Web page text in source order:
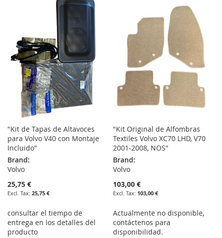
LIST
COMPARE
LIST
COMPARE
"Kit de Tapas de Altavoces
para Volvo V40 con Montaje
Incluido"
Brand:
Volvo
25,75 €
25,75 €
consultar el tiempo de
entrega en los detalles del
producto
"Kit Original de Alfombras
Textiles Volvo XC70 LHD, V70
2001-2008, NOS"
Brand:
Volvo
103,00 €
103,00 €
Actualmente no disponible,
contáctenos para
disponibilidad.